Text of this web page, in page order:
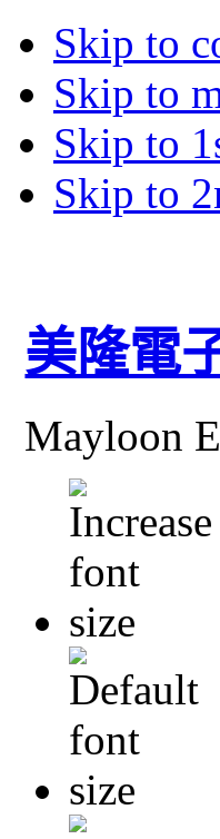
Skip to
Skip to
Skip to
Skip to
美隆電
Mayloon